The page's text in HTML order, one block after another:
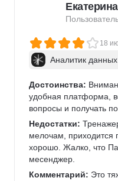
18
Аналитик данных
Достоинства:
удобная платформа,
вопросы и получать
Недостатки:
мелочам, приходится
хорошо. Жалко, что
месенджер.
Комментарий: Это